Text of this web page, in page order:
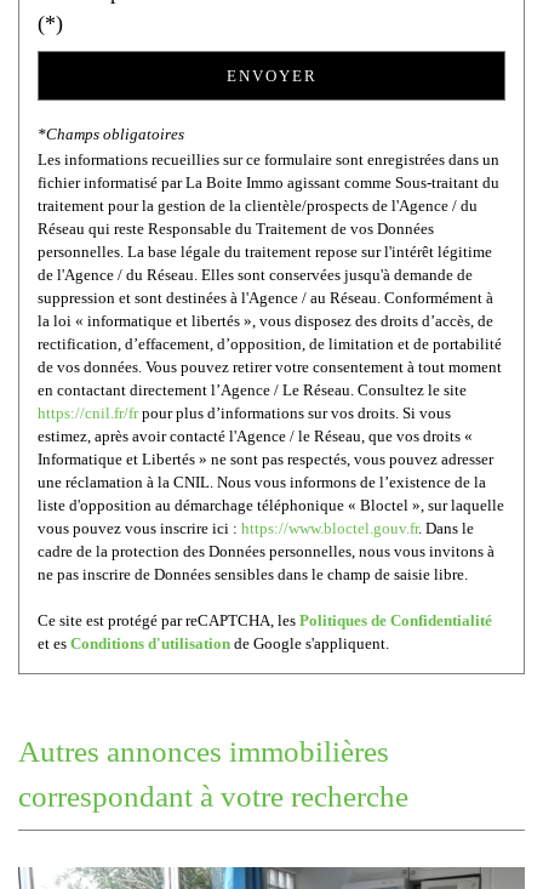
(*)
ENVOYER
*Champs obligatoires
Les informations recueillies sur ce formulaire sont enregistrées dans un
fichier informatisé par La Boite Immo agissant comme Sous-traitant du
traitement pour la gestion de la clientèle/prospects de l'Agence / du
Réseau qui reste Responsable du Traitement de vos Données
personnelles. La base légale du traitement repose sur l'intérêt légitime
de l'Agence / du Réseau. Elles sont conservées jusqu'à demande de
suppression et sont destinées à l'Agence / au Réseau. Conformément à
la loi « informatique et libertés », vous disposez des droits d’accès, de
rectification, d’effacement, d’opposition, de limitation et de portabilité
de vos données. Vous pouvez retirer votre consentement à tout moment
en contactant directement l’Agence / Le Réseau. Consultez le site
https://cnil.fr/frpour plus d’informations sur vos droits. Si vous
estimez, après avoir contacté l'Agence / le Réseau, que vos droits «
Informatique et Libertés » ne sont pas respectés, vous pouvez adresser
une réclamation à la CNIL. Nous vous informons de l’existence de la
liste d'opposition au démarchage téléphonique « Bloctel », sur laquelle
vous pouvez vous inscrire ici : https://www.bloctel.gouv.fr. Dans le
cadre de la protection des Données personnelles, nous vous invitons à
ne pas inscrire de Données sensibles dans le champ de saisie libre.
Ce site est protégé par reCAPTCHA, les Politiques de Confidentialité
et es Conditions d'utilisation de Google s'appliquent.
autres annonces immobilières
correspondant à votre recherche